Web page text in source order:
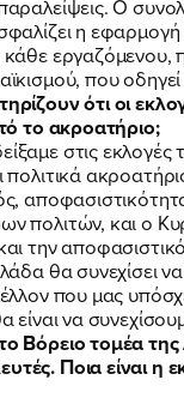
Ο
η
εργαζόμενου,
που
ότι οι
το ακροατήριο;
στις εκλογές
πολιτικά
πολιτών, και ο
την
θα συνεχίσει
που μας
είναι να
Βόρειο τομέα
Ποια είναι η